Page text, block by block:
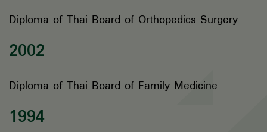
Diploma of Thai Board of Orthopedics Surgery
2002
Diploma of Thai Board of Family Medicine
1994